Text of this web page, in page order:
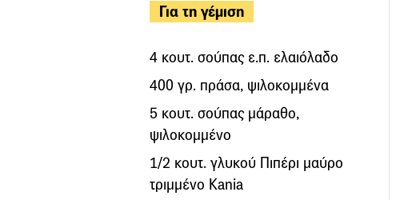
Για τη γέμιση
4 κουτ. σούπας ε.π. ελαιόλαδο
400 γρ. πράσα, ψιλοκομμένα
5 κουτ. σούπας μάραθο,
ψιλοκομμένο
1/2 κουτ. γλυκού Πιπέρι μαύρο
τριμμένο Kania